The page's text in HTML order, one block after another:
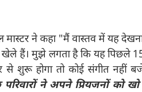
मास्टर ने कहा "मैं वास्तव में यह
हैं। मुझे लगता है कि यह पिछले
शुरू होगा तो कोई संगीत नहीं
ने अपने प्रियजनों को